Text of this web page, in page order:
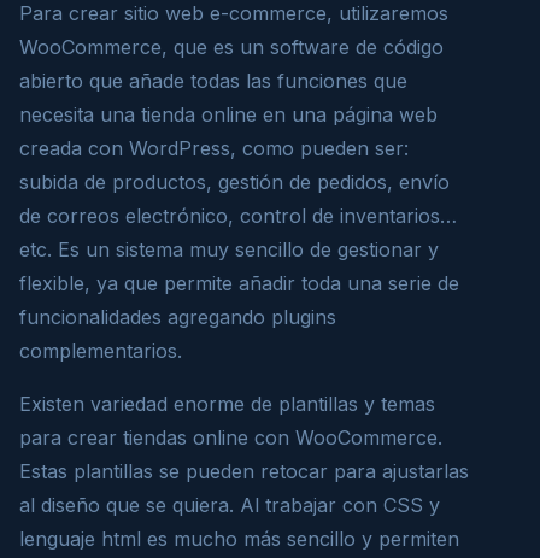
Para crear sitio web e-commerce, utilizaremos
WooCommerce, que es un software de código
abierto que añade todas las funciones que
necesita una tienda online en una página web
creada con WordPress, como pueden ser:
subida de productos, gestión de pedidos, envío
de correos electrónico, control de inventarios…
etc. Es un sistema muy sencillo de gestionar y
flexible, ya que permite añadir toda una serie de
funcionalidades agregando plugins
complementarios.
Existen variedad enorme de plantillas y temas
para crear tiendas online con WooCommerce.
Estas plantillas se pueden retocar para ajustarlas
al diseño que se quiera. Al trabajar con CSS y
lenguaje html es mucho más sencillo y permiten